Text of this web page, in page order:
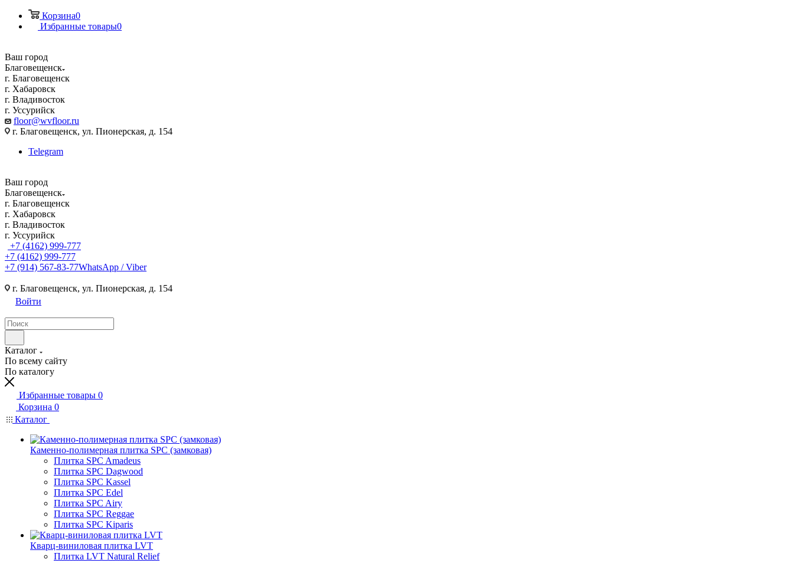
Корзина0
Избранные товары0
Ваш город
Благовещенск
г. Благовещенск
г. Хабаровск
г. Владивосток
г. Уссурийск
floor@wvfloor.ru
г. Благовещенск, ул. Пионерская, д. 154
Telegram
Ваш город
Благовещенск
г. Благовещенск
г. Хабаровск
г. Владивосток
г. Уссурийск
+7 (4162) 999-777
+7 (4162) 999-777
+7 (914) 567-83-77WhatsApp / Viber
г. Благовещенск, ул. Пионерская, д. 154
Войти
Каталог
По всему сайту
По каталогу
Избранные товары 0
Корзина 0
Каталог
Каменно-полимерная плитка SPC (замковая)
Плитка SPC Amadeus
Плитка SPC Dagwood
Плитка SPC Kassel
Плитка SPC Edel
Плитка SPC Airy
Плитка SPC Reggae
Плитка SPC Kiparis
Кварц-виниловая плитка LVT
Плитка LVT Natural Relief